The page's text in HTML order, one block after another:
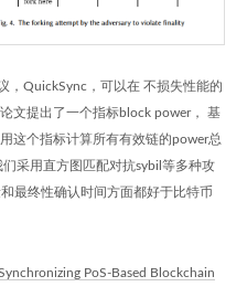
，QuickSync，可以在 不损失性能的
文提出了一个指标block power， 基
这个指标计算所有有效链的power总
采用直方图匹配对抗sybil等多种攻
最终性确认时间方面都好于比特币
PoS-Based Blockchain